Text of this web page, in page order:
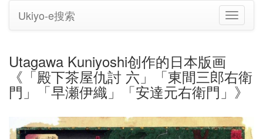
切
换
Ukiyo-e搜索
Utagawa Kuniyoshi创作的日本版画
《「殿下茶屋仇討 六」「東間三郎右衛
門」「早瀬伊織」「安達元右衛門」》